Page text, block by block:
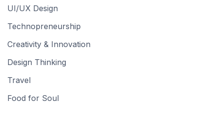
UI/UX Design
Technopreneurship
Creativity & Innovation
Design Thinking
Travel
Food for Soul